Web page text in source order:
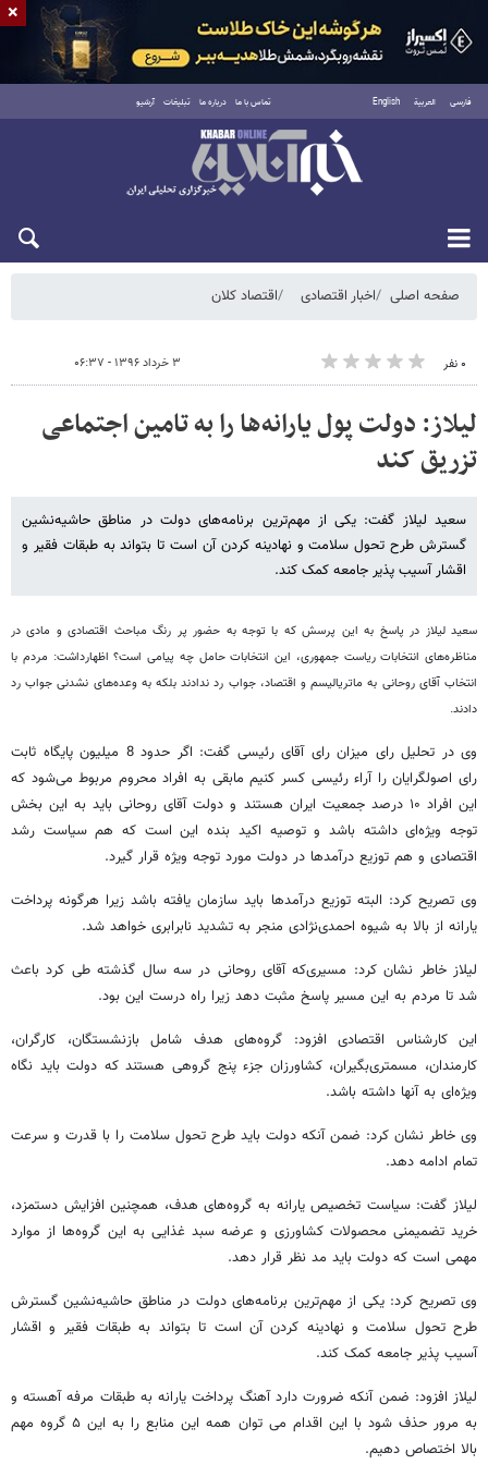
فارسی العربية English تماس با ما درباره ما تبلیغات آرشیو
پنجشنبه ۱۵ مرداد ۱۴۰۵
صفحه اصلی اخبار اقتصادی اقتصاد کلان
۰ نفر ۳ خرداد ۱۳۹۶ - ۰۶:۳۷
لیلاز: دولت پول یارانه‌ها را به تامین اجتماعی
تزریق کند
سعید لیلاز گفت: یکی از مهم‌ترین برنامه‌های دولت در مناطق حاشیه‌نشین
گسترش طرح تحول سلامت و نهادینه کردن آن است تا بتواند به طبقات فقیر و
اقشار آسیب پذیر جامعه کمک کند.
سعید لیلاز در پاسخ به این پرسش که با توجه به حضور پر رنگ مباحث اقتصادی و مادی در
مناظره‌های انتخابات ریاست جمهوری، این انتخابات حامل چه پیامی است؟ اظهارداشت: مردم با
انتخاب آقای روحانی به ماتریالیسم و اقتصاد، جواب رد ندادند بلکه به وعده‌های نشدنی جواب رد
دادند.
وی در تحلیل رای میزان رای آقای رئیسی گفت: اگر حدود 8 میلیون پایگاه ثابت
رای اصولگرایان را آراء رئیسی کسر کنیم مابقی به افراد محروم مربوط می‌شود که
این افراد ۱۰ درصد جمعیت ایران هستند و دولت آقای روحانی باید به این بخش
توجه ویژه‌ای داشته باشد و توصیه اکید بنده این است که هم سیاست رشد
اقتصادی و هم توزیع درآمدها در دولت مورد توجه ویژه قرار گیرد.
وی تصریح کرد: ‌البته توزیع درآمدها باید سازمان یافته باشد زیرا هرگونه پرداخت
یارانه از بالا به شیوه احمدی‌نژادی منجر به تشدید نابرابری خواهد شد.
لیلاز خاطر نشان کرد: مسیری‌که آقای روحانی در سه سال گذشته طی کرد باعث
شد تا مردم به این مسیر پاسخ مثبت دهد زیرا راه درست این بود.
این کارشناس اقتصادی افزود: گروه‌های هدف شامل بازنشستگان، کارگران،
کارمندان، مسمتری‌بگیران، کشاورزان جزء پنج گروهی هستند که دولت باید نگاه
ویژه‌ای به آنها داشته باشد.
وی خاطر نشان کرد: ضمن آنکه دولت باید طرح تحول سلامت را با قدرت و سرعت
تمام ادامه دهد.
لیلاز گفت: سیاست‌ تخصیص یارانه به گروه‌های هدف، همچنین افزایش دستمزد،
خرید تضمیمنی محصولات کشاورزی و عرضه سبد غذایی به این گروه‌ها از موارد
مهمی است که دولت باید مد نظر قرار دهد.
وی تصریح کرد: یکی از مهم‌ترین برنامه‌های دولت در مناطق حاشیه‌نشین گسترش
طرح تحول سلامت و نهادینه کردن آن است تا بتواند به طبقات فقیر و اقشار
آسیب پذیر جامعه کمک کند.
لیلاز افزود: ضمن آنکه ضرورت دارد آهنگ پرداخت یارانه به طبقات مرفه آهسته و
به مرور حذف شود با این اقدام می توان همه این منابع را به این ۵ گروه مهم
بالا اختصاص دهیم.
×